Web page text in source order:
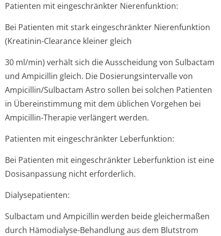
Patienten mit eingeschränkter Nierenfunktion:
Bei Patienten mit stark eingeschränkter Nierenfunktion
(Kreatinin-Clearance kleiner gleich
30 ml/min) verhält sich die Ausscheidung von Sulbactam
und Ampicillin gleich. Die Dosierungsinter­valle von
Ampicillin/Sul­bactam Astro sollen bei solchen Patienten
in Übereinstimmung mit dem üblichen Vorgehen bei
Ampicillin-Therapie verlängert werden.
Patienten mit eingeschränkter Leberfunktion:
Bei Patienten mit eingeschränkter Leberfunktion ist eine
Dosisanpassung nicht erforderlich.
Dialysepatienten:
Sulbactam und Ampicillin werden beide gleichermaßen
durch Hämodialyse-Behandlung aus dem Blutstrom